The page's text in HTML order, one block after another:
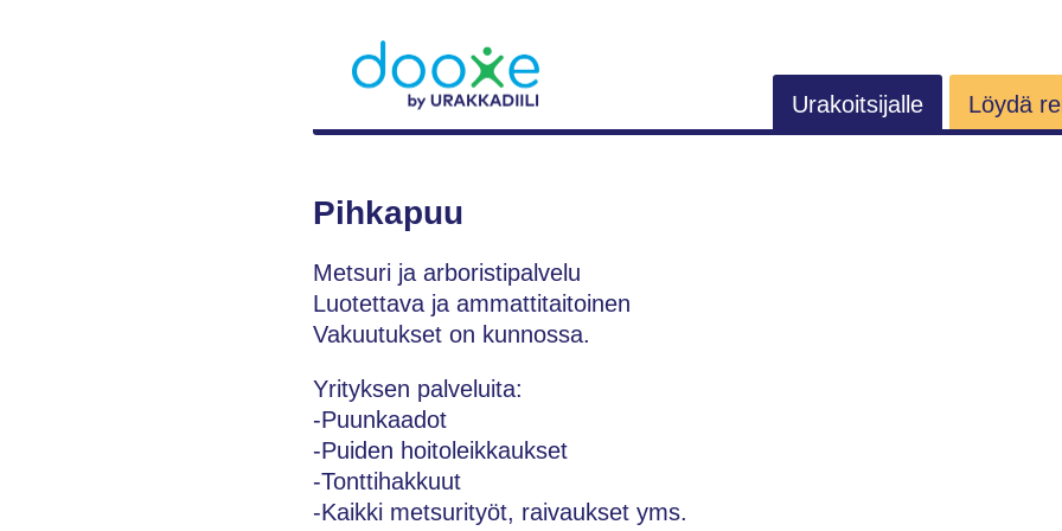
Urakoitsijalle Löydä
Pihkapuu
Metsuri ja arboristipalvelu
Luotettava ja ammattitaitoinen
Vakuutukset on kunnossa.
Yrityksen palveluita:
-Puunkaadot
-Puiden hoitoleikkaukset
-Tonttihakkuut
-Kaikki metsurityöt, raivaukset yms.